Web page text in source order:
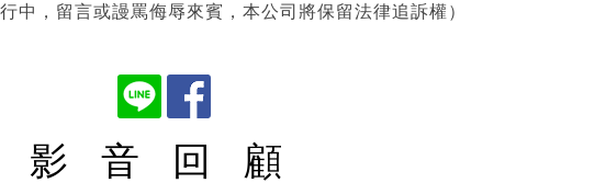
中，留言或謾罵侮辱來賓，本公司將保留法律追訴權）
影 音 回 顧